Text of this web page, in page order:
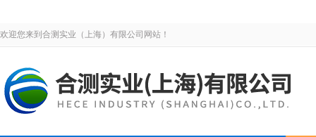
欢迎您来到合测实业（上海）有限公司网站！